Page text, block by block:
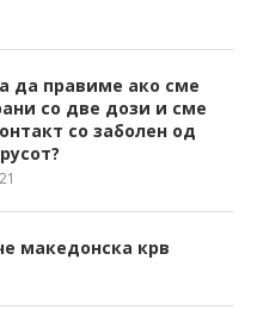
да правиме ако сме
со две дози и сме
со заболен од
македонска крв